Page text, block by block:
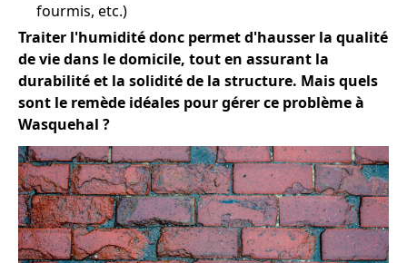
fourmis, etc.)
Traiter l'humidité donc permet d'hausser la qualité
de vie dans le domicile, tout en assurant la
durabilité et la solidité de la structure. Mais quels
sont le remède idéales pour gérer ce problème à
Wasquehal ?